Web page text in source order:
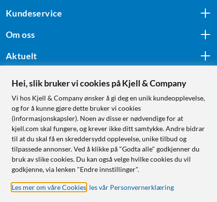
Kundeservice
Om oss
Aktuelt
Følg oss
Handle fra:
Sverige
Norge
Hei, slik bruker vi cookies på Kjell & Company
Vi hos Kjell & Company ønsker å gi deg en unik kundeopplevelse,
og for å kunne gjøre dette bruker vi cookies
(informasjonskapsler). Noen av disse er nødvendige for at
kjell.com skal fungere, og krever ikke ditt samtykke. Andre bidrar
til at du skal få en skreddersydd opplevelse, unike tilbud og
tilpassede annonser. Ved å klikke på "Godta alle" godkjenner du
bruk av slike cookies. Du kan også velge hvilke cookies du vil
godkjenne, via lenken "Endre innstillinger".
Les mer om våre Cookies les vår Personvernerklæring